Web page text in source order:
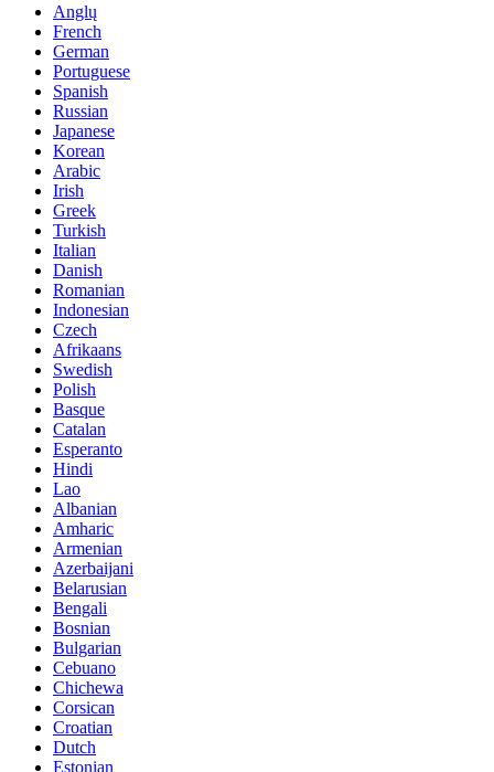
Anglų
French
German
Portuguese
Spanish
Russian
Japanese
Korean
Arabic
Irish
Greek
Turkish
Italian
Danish
Romanian
Indonesian
Czech
Afrikaans
Swedish
Polish
Basque
Catalan
Esperanto
Hindi
Lao
Albanian
Amharic
Armenian
Azerbaijani
Belarusian
Bengali
Bosnian
Bulgarian
Cebuano
Chichewa
Corsican
Croatian
Dutch
Estonian